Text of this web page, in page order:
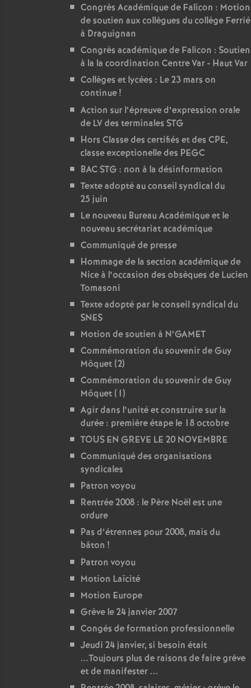
Congrès Académique de Falicon : Motion
de soutien aux collègues du collège Ferrié
à Draguignan
Congrès académique de Falicon : Soutien
à la la coordination Centre Var - Haut Var
Collèges et lycées : Le 23 mars on
continue!
Action sur l’épreuve d’expression orale
de LV des terminales STG
Hors Classe des certifiés et des CPE,
classe exceptionelle des PEGC
BAC STG : non à la désinformation
Texte adopté au conseil syndical du
25 juin
Le nouveau Bureau Académique et le
nouveau secrétariat académique
Communiqué de presse
Hommage de la section académique de
Nice à l’occasion des obsèques de Lucien
Tomasoni
Texte adopté par le conseil syndical du
SNES
Motion de soutien à N’GAMET
Commémoration du souvenir de Guy
Môquet (2)
Commémoration du souvenir de Guy
Môquet (1)
Agir dans l’unité et construire sur la
durée : première étape le 18 octobre
TOUS EN GREVE LE 20 NOVEMBRE
Communiqué des organisations
syndicales
Patron voyou
Rentrée 2008 : le Père Noël est une
ordure
Pas d’étrennes pour 2008, mais du
bâton !
Patron voyou
Motion Laïcité
Motion Europe
Grève le 24 janvier 2007
Congés de formation professionnelle
Jeudi 24 janvier, si besoin était
...Toujours plus de raisons de faire grève
et de manifester ...